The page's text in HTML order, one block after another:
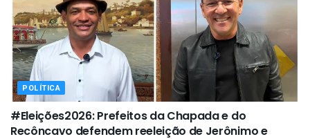
POLÍTICA
#Eleições2026: Prefeitos da Chapada e do
Recôncavo defendem reeleição de Jerônimo e